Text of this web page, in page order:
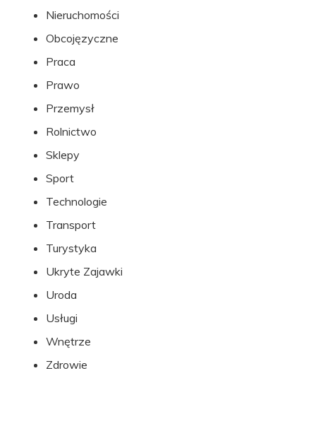
Nieruchomości
Obcojęzyczne
Praca
Prawo
Przemysł
Rolnictwo
Sklepy
Sport
Technologie
Transport
Turystyka
Ukryte Zajawki
Uroda
Usługi
Wnętrze
Zdrowie